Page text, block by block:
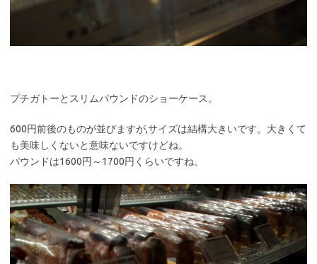
プチガトーとスリムパウンドのショーケース。
600円前後のものが並びますが,サイズは結構大きいです。大きくて
も美味しくないと意味ないですけどね。
パウンドは1600円～1700円くらいですね。